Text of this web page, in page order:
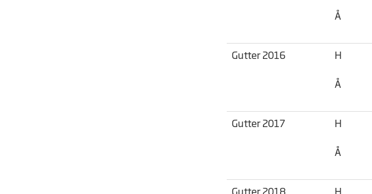
Å
Gutter 2016 H
Å
Gutter 2017 H
Å
Gutter 2018 H